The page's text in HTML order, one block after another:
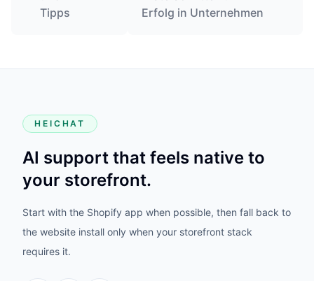
Tipps
Erfolg in Unternehmen
HEICHAT
AI support that feels native to
your storefront.
Start with the Shopify app when possible, then fall back to
the website install only when your storefront stack
requires it.